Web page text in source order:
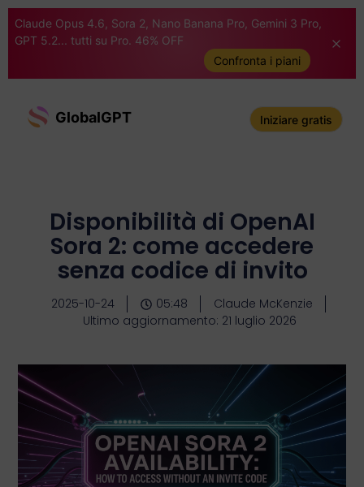
Claude Opus 4.6, Sora 2, Nano Banana Pro, Gemini 3 Pro,
GPT 5.2... tutti su Pro. 46% OFF
Confronta i piani
GlobalGPT Iniziare gratis
Disponibilità di OpenAI
Sora 2: come accedere
senza codice di invito
2025-10-24 05:48
Claude McKenzie
Ultimo aggiornamento: 21 luglio 2026